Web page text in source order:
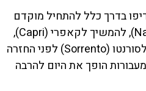
בדרך כלל להתחיל מוקדם
מאוד בבוקר מנאפולי (Naples), להמשיך לקאפרי (Capri),
ומשם לקחת הפלגה נוספת לסורנטו (Sorrento) לפני החזרה
הופך את היום להרבה